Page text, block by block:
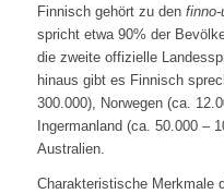
Finnisch gehört zu den finno-
spricht etwa 90% der
die zweite offizielle
hinaus gibt es Finnisch
300.000), Norwegen (ca.
Ingermanland (ca. 50.000 –
Australien.
Charakteristische Merkmale